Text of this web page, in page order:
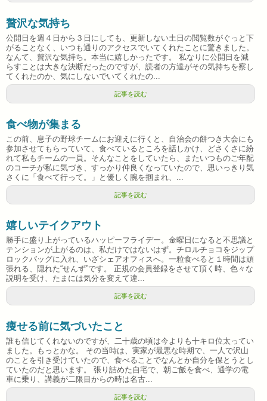
贅沢な気持ち
公開日を週４日から３日にしても、更新しない土日の閲覧数がぐっと下
がることなく、いつも通りのアクセスでいてくれたことに驚きました。
なんて、贅沢な気持ち。本当に嬉しかったです。 私なりに公開日を減
らすことは大きな決断だったのですが、読者の方達がその気持ちを察し
てくれたのか、気にしないでいてくれたの...
記事を読む
食べ物が集まる
この前、息子の野球チームにお迎えに行くと、自治会の餅つき大会にも
参加させてもらっていて、食べているところを話しかけ、どさくさに紛
れて私もチームの一員。そんなことをしていたら、またいつものご年配
のコーチが私に気づき、すっかり仲良くなっていたので、思いっきり気
さくに「食べて行って。」と優しく腕を掴まれ、...
記事を読む
嬉しいテイクアウト
勝手に盛り上がっているハッピーフライデー。金曜日になると不思議と
テンションが上がるのは、私だけではないはず。チロルチョコをジップ
ロックバッグに入れ、いざシェアオフィスへ。一粒食べると１時間は頑
張れる、隠れた“せんず”です。 正規の会員登録をさせて頂く時、色々な
説明を受け、たまには気分を変えて違...
記事を読む
痩せる前に気づいたこと
誰も信じてくれないのですが、二十歳の頃は今よりも十キロ位太ってい
ました。もっとかな。 その当時は、実家が最悪な時期で、一人で沢山
のことを引き受けていたので、食べることでなんとか自分を保とうとし
ていたのだと思います。 張り詰めた自宅で、朝ご飯を食べ、通学の電
車に乗り、講義が二限目からの時は名古...
記事を読む